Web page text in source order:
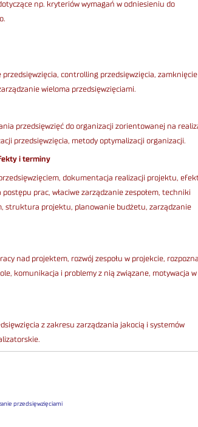
np. kryteriów wymagań w odniesieniu do
przedsięwzięcia, controlling przedsięwzięcia, zamknięcie
wieloma przedsięwzięciami.
przedsięwzięć do organizacji zorientowanej na
przedsięwzięcia, metody optymalizacji organizacji.
i terminy
dokumentacja realizacji projektu,
prac, właciwe zarządzanie zespołem, techniki
struktura projektu, planowanie budżetu, zarządzanie
nad projektem, rozwój zespołu w projekcie,
komunikacja i problemy z nią związane, motywacja w
z zakresu zarządzania jakocią i systemów
przedsięwzięciami